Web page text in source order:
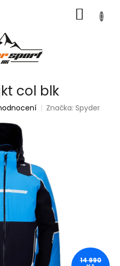
KOŠÍK
col blk
Značka:Spyder
14 990